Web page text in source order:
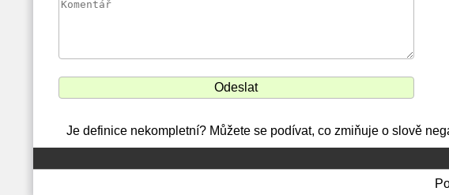
Je definice nekompletní? Můžete se podívat, co zmiňuje o slově